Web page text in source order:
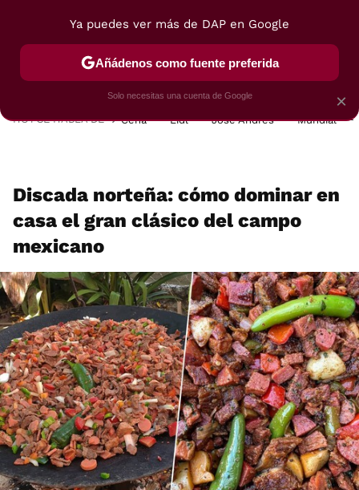
POSTRES VIAJES SELECCIÓN VEGUI
HOY SE HABLA DE Cena Lidl José Andrés Mundial
Discada norteña: cómo dominar en
casa el gran clásico del campo
mexicano
×
Ya puedes ver más de DAP en Google
Añádenos como fuente preferida
Solo necesitas una cuenta de Google